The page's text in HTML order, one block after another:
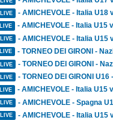
LIVE - AMICHEVOLE - Italia U18
LIVE - AMICHEVOLE - Italia U15
LIVE - AMICHEVOLE - Italia U15
LIVE - TORNEO DEI GIRONI -
LIVE - TORNEO DEI GIRONI -
LIVE - TORNEO DEI GIRONI
LIVE - AMICHEVOLE - Italia U15
LIVE - AMICHEVOLE - Spagna
LIVE - AMICHEVOLE - Italia U15